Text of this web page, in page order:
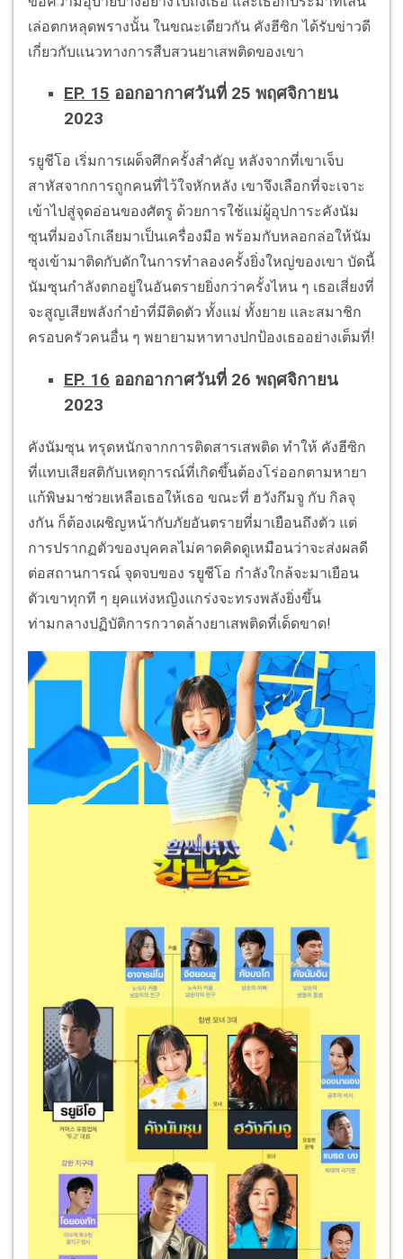
เล่อตกหลุดพรางนั้น ในขณะเดียวกัน คังฮีซิก ได้รับข่าวดี
เกี่ยวกับแนวทางการสืบสวนยาเสพติดของเขา
EP. 15 ออกอากาศวันที่ 25 พฤศจิกายน
2023
รยูชีโอ เริ่มการเผด็จศึกครั้งสำคัญ หลังจากที่เขาเจ็บ
สาหัสจากการถูกคนที่ไว้ใจหักหลัง เขาจึงเลือกที่จะเจาะ
เข้าไปสู่จุดอ่อนของศัตรู ด้วยการใช้แม่ผู้อุปการะคังนัม
ซุนที่มองโกเลียมาเป็นเครื่องมือ พร้อมกับหลอกล่อให้นัม
ซุงเข้ามาติดกับดักในการทำลองครั้งยิ่งใหญ่ของเขา บัดนี้
นัมซุนกำลังตกอยู่ในอันตรายยิ่งกว่าครั้งไหน ๆ เธอเสี่ยงที่
จะสูญเสียพลังกำยำที่มีติดตัว ทั้งแม่ ทั้งยาย และสมาชิก
ครอบครัวคนอื่น ๆ พยายามหาทางปกป้องเธออย่างเต็มที่!
EP. 16 ออกอากาศวันที่ 26 พฤศจิกายน
2023
คังนัมซุน ทรุดหนักจากการติดสารเสพติด ทำให้ คังฮีซิก
ที่แทบเสียสติกับเหตุการณ์ที่เกิดขึ้นต้องโร่ออกตามหายา
แก้พิษมาช่วยเหลือเธอให้เธอ ขณะที่ ฮวังกึมจู กับ กิลจุ
งกัน ก็ต้องเผชิญหน้ากับภัยอันตรายที่มาเยือนถึงตัว แต่
การปรากฏตัวของบุคคลไม่คาดคิดดูเหมือนว่าจะส่งผลดี
ต่อสถานการณ์ จุดจบของ รยูชีโอ กำลังใกล้จะมาเยือน
ตัวเขาทุกที ๆ ยุคแห่งหญิงแกร่งจะทรงพลังยิ่งขึ้น
ท่ามกลางปฏิบัติการกวาดล้างยาเสพติดที่เด็ดขาด!